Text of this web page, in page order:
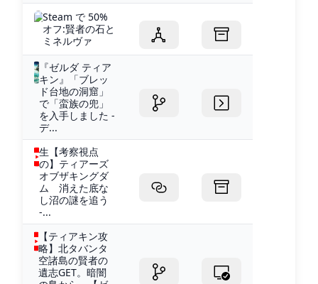
Steam で 50%
オフ:賢者の石と
ミネルヴァ
『ゼルダ ティア
キン』「ブレッ
ド台地の洞窟」
で「蛮族の兜」
を入手しました -
デ...
生【考察視点
の】ティアーズ
オブザキングダ
ム 消えた底な
し沼の謎を追う
-...
【ティアキン攻
略】北タバンタ
空諸島の賢者の
遺志GET。暗闇